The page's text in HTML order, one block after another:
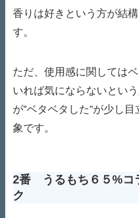
香りは好きという方が結
す。
ただ、使用感に関しては
いれば気にならないとい
が”ベタベタした”が少し
象です。
2番 うるもち６５%コ
ク